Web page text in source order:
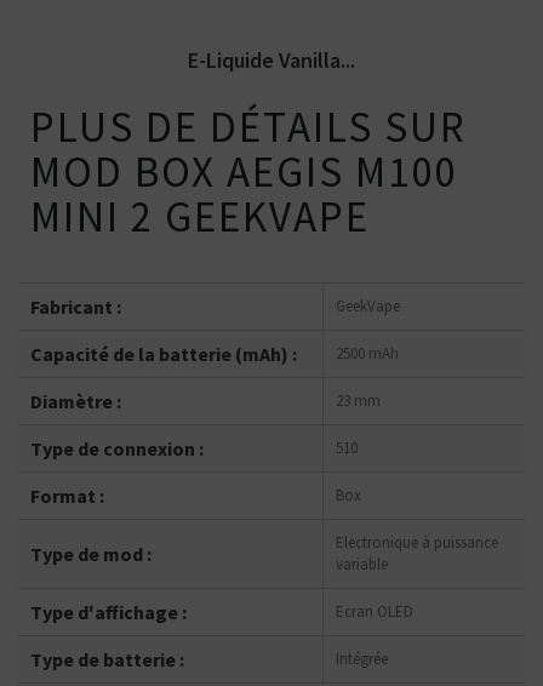
E-Liquide Vanilla...
PLUS DE DÉTAILS SUR
MOD BOX AEGIS M100
MINI 2 GEEKVAPE
Fabricant : GeekVape
Capacité de la batterie (mAh) : 2500 mAh
Diamètre : 23 mm
Type de connexion : 510
Format : Box
Type de mod :
Electronique à puissance
variable
Type d'affichage : Ecran OLED
Type de batterie : Intégrée